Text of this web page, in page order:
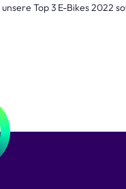
Top 3 E-Bikes 2022